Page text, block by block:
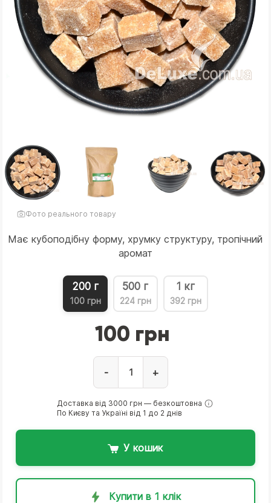
Фото реального товару
Має кубоподібну форму, хрумку структуру, тропічний
аромат
200 г
100 грн
500 г
224 грн
1 кг
392 грн
100 грн
- +
Доставка від 3000 грн — безкоштовна
По Києву та Україні від 1 до 2 днів
У кошик
Купити в 1 клік